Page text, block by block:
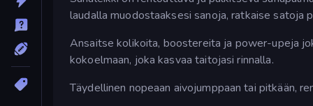
laudalla muodostaaksesi sanoja, ratkaise satoja
Ansaitse kolikoita, boostereita ja power-upeja
kokoelmaan, joka kasvaa taitojasi rinnalla.
Täydellinen nopeaan aivojumppaan tai pitkään,